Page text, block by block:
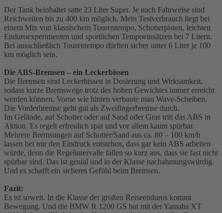
Der Tank beinhaltet satte 23 Liter Super. Je nach Fahrweise sind
Reichweiten bis zu 400 km möglich. Mein Testverbrauch liegt bei
einem Mix von klassischem Tourentempo, Schotterpisten, leichten
Enduroexperimenten und sportlichen Tempoeinsätzen bei 7 Litern.
Bei ausschließlich Tourentempo dürften sicher unter 6 Liter je 100
km möglich sein.
Die ABS-Bremsen – ein Leckerbissen
Die Bremsen sind Leckerbissen in Dosierung und Wirksamkeit,
sodass kurze Bremswege trotz des hohen Gewichtes immer erreicht
werden können. Vorne wie hinten verbaute man Wave-Scheiben.
Die Vorderbremse geht gut als Zweifingerbremse durch.
Im Gelände, auf Schotter oder auf Sand oder Gras tritt das ABS in
Aktion. Es regelt erfreulich spät und vor allem kaum spürbar.
Mehrere Bremsungen auf Schotter/Sand aus ca. 80 – 100 km/h
lassen bei mir den Eindruck entstehen, dass gar kein ABS arbeiten
würde, denn die Regelintervalle fallen so kurz aus, dass sie fast nicht
spürbar sind. Das ist genial und in der Klasse nachahmungswürdig.
Und es schafft ein sicheres Gefühl beim Bremsen.
Fazit:
Es ist soweit. In die Klasse der großen Reiseenduros kommt
Bewegung. Und die BMW R 1200 GS hat mit der Yamaha XT